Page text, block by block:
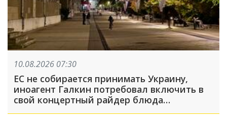
10.08.2026 07:30
ЕС не собирается принимать Украину,
иноагент Галкин потребовал включить в
свой концертный райдер блюда